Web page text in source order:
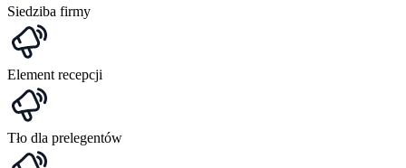
Siedziba firmy
Element recepcji
Tło dla prelegentów